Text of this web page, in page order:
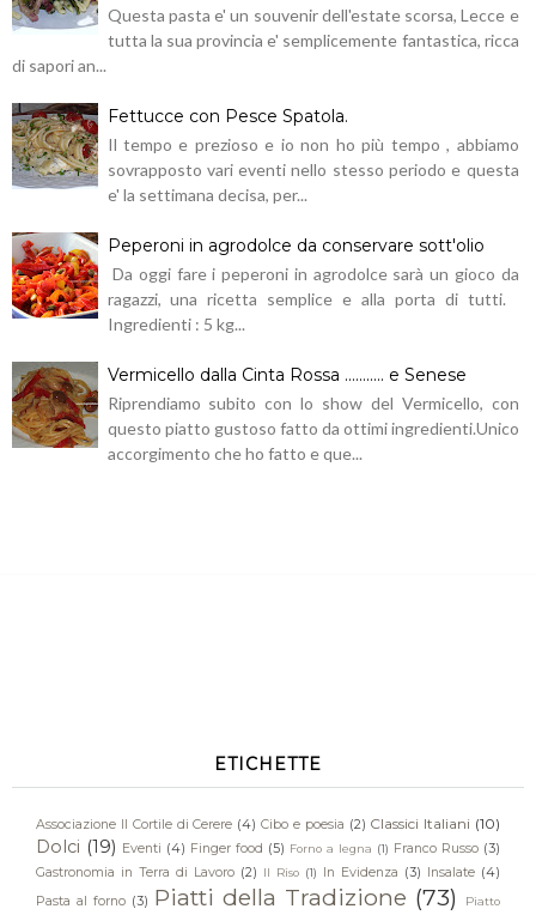
Questa pasta e' un souvenir dell'estate scorsa, Lecce e
tutta la sua provincia e' semplicemente fantastica, ricca
di sapori an...
Fettucce con Pesce Spatola.
Il tempo e prezioso e io non ho più tempo , abbiamo
sovrapposto vari eventi nello stesso periodo e questa
e' la settimana decisa, per...
Peperoni in agrodolce da conservare sott'olio
Da oggi fare i peperoni in agrodolce sarà un gioco da
ragazzi, una ricetta semplice e alla porta di tutti.
Ingredienti : 5 kg...
Vermicello dalla Cinta Rossa ........... e Senese
Riprendiamo subito con lo show del Vermicello, con
questo piatto gustoso fatto da ottimi ingredienti.Unico
accorgimento che ho fatto e que...
ETICHETTE
Associazione Il Cortile di Cerere (4) Cibo e poesia (2) Classici Italiani (10)
Dolci (19) Eventi (4) Finger food (5) Forno a legna (1) Franco Russo (3)
Gastronomia in Terra di Lavoro (2) Il Riso (1) In Evidenza (3) Insalate (4)
Pasta al forno (3) Piatti della Tradizione (73)
Piatto